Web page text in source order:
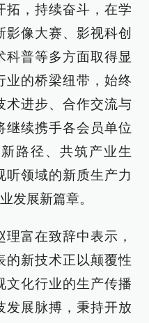
拓，持续奋斗，在学
像大赛、影视科创
科普等多方面取得显
业的桥梁纽带，始终
术进步、合作交流与
继续携手各会员单位
路径、共筑产业生
听领域的新质生产力
发展新篇章。
富在致辞中表示，
的新技术正以颠覆性
文化行业的生产传播
发展脉搏，秉持开放